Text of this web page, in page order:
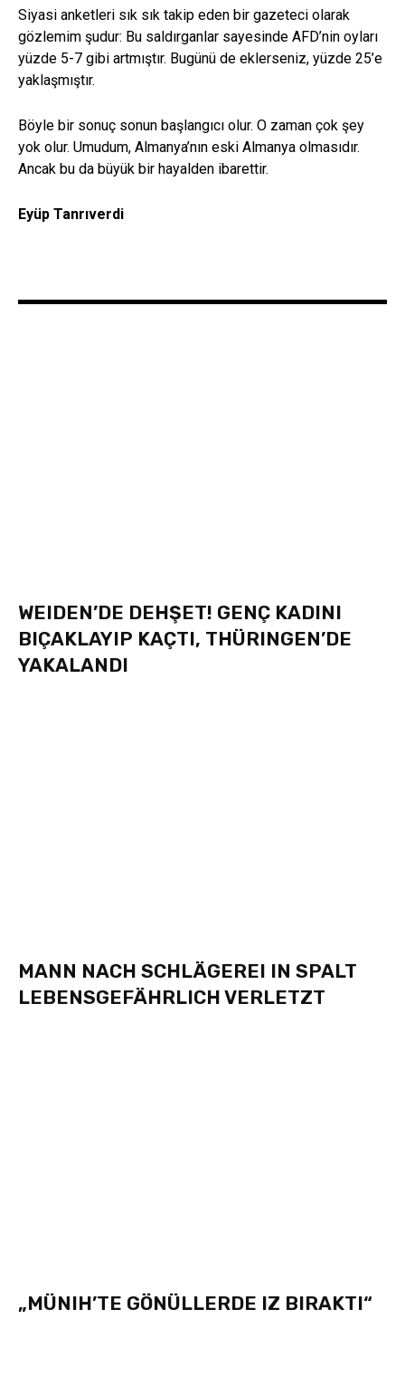
Siyasi anketleri sık sık takip eden bir gazeteci olarak
gözlemim şudur: Bu saldırganlar sayesinde AFD’nin oyları
yüzde 5-7 gibi artmıştır. Bugünü de eklerseniz, yüzde 25’e
yaklaşmıştır.
Böyle bir sonuç sonun başlangıcı olur. O zaman çok şey
yok olur. Umudum, Almanya’nın eski Almanya olmasıdır.
Ancak bu da büyük bir hayalden ibarettir.
Eyüp Tanrıverdi
WEIDEN’DE DEHŞET! GENÇ KADINI
BIÇAKLAYIP KAÇTI, THÜRINGEN’DE
YAKALANDI
MANN NACH SCHLÄGEREI IN SPALT
LEBENSGEFÄHRLICH VERLETZT
„MÜNIH’TE GÖNÜLLERDE IZ BIRAKTI“